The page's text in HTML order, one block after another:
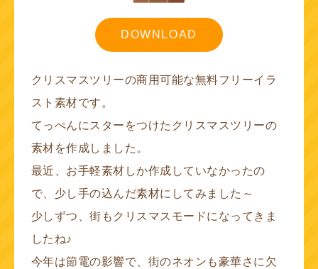
DOWNLOAD
クリスマスツリーの商用可能な無料フリーイラ
スト素材です。
てっぺんにスターをつけたクリスマスツリーの
素材を作成しました。
最近、お手軽素材しか作成していなかったの
で、少し手の込んだ素材にしてみました～
少しずつ、街もクリスマスモードになってきま
したね♪
今年は節電の影響で、街のネオンも豪華さに欠